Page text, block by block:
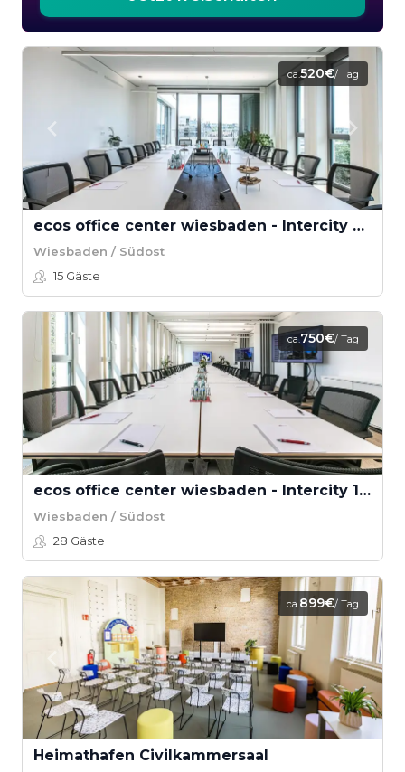
ca.520€/ Tag
ecos office center wiesbaden - Intercity 2-3
Wiesbaden / Südost
15 Gäste
ca.750€/ Tag
ecos office center wiesbaden - Intercity 1-3
Wiesbaden / Südost
28 Gäste
ca.899€/ Tag
Heimathafen Civilkammersaal